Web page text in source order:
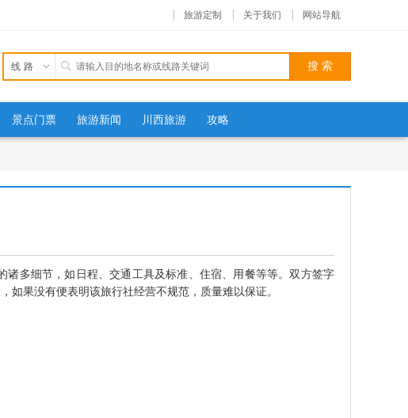
旅游定制 关于我们 网站导航
线路
景点门票 旅游新闻 川西旅游 攻略
多细节，如日程、交通工具及标准、住宿、用餐等等。双方签字
如果没有便表明该旅行社经营不规范，质量难以保证。